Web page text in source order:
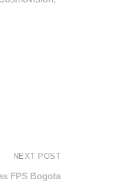
NEXT POST
FPS Bogota